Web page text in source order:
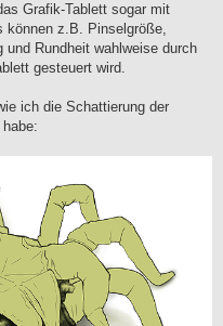
Grafik-Tablett sogar mit
können z.B. Pinselgröße,
Rundheit wahlweise durch
gesteuert wird.
ich die Schattierung der